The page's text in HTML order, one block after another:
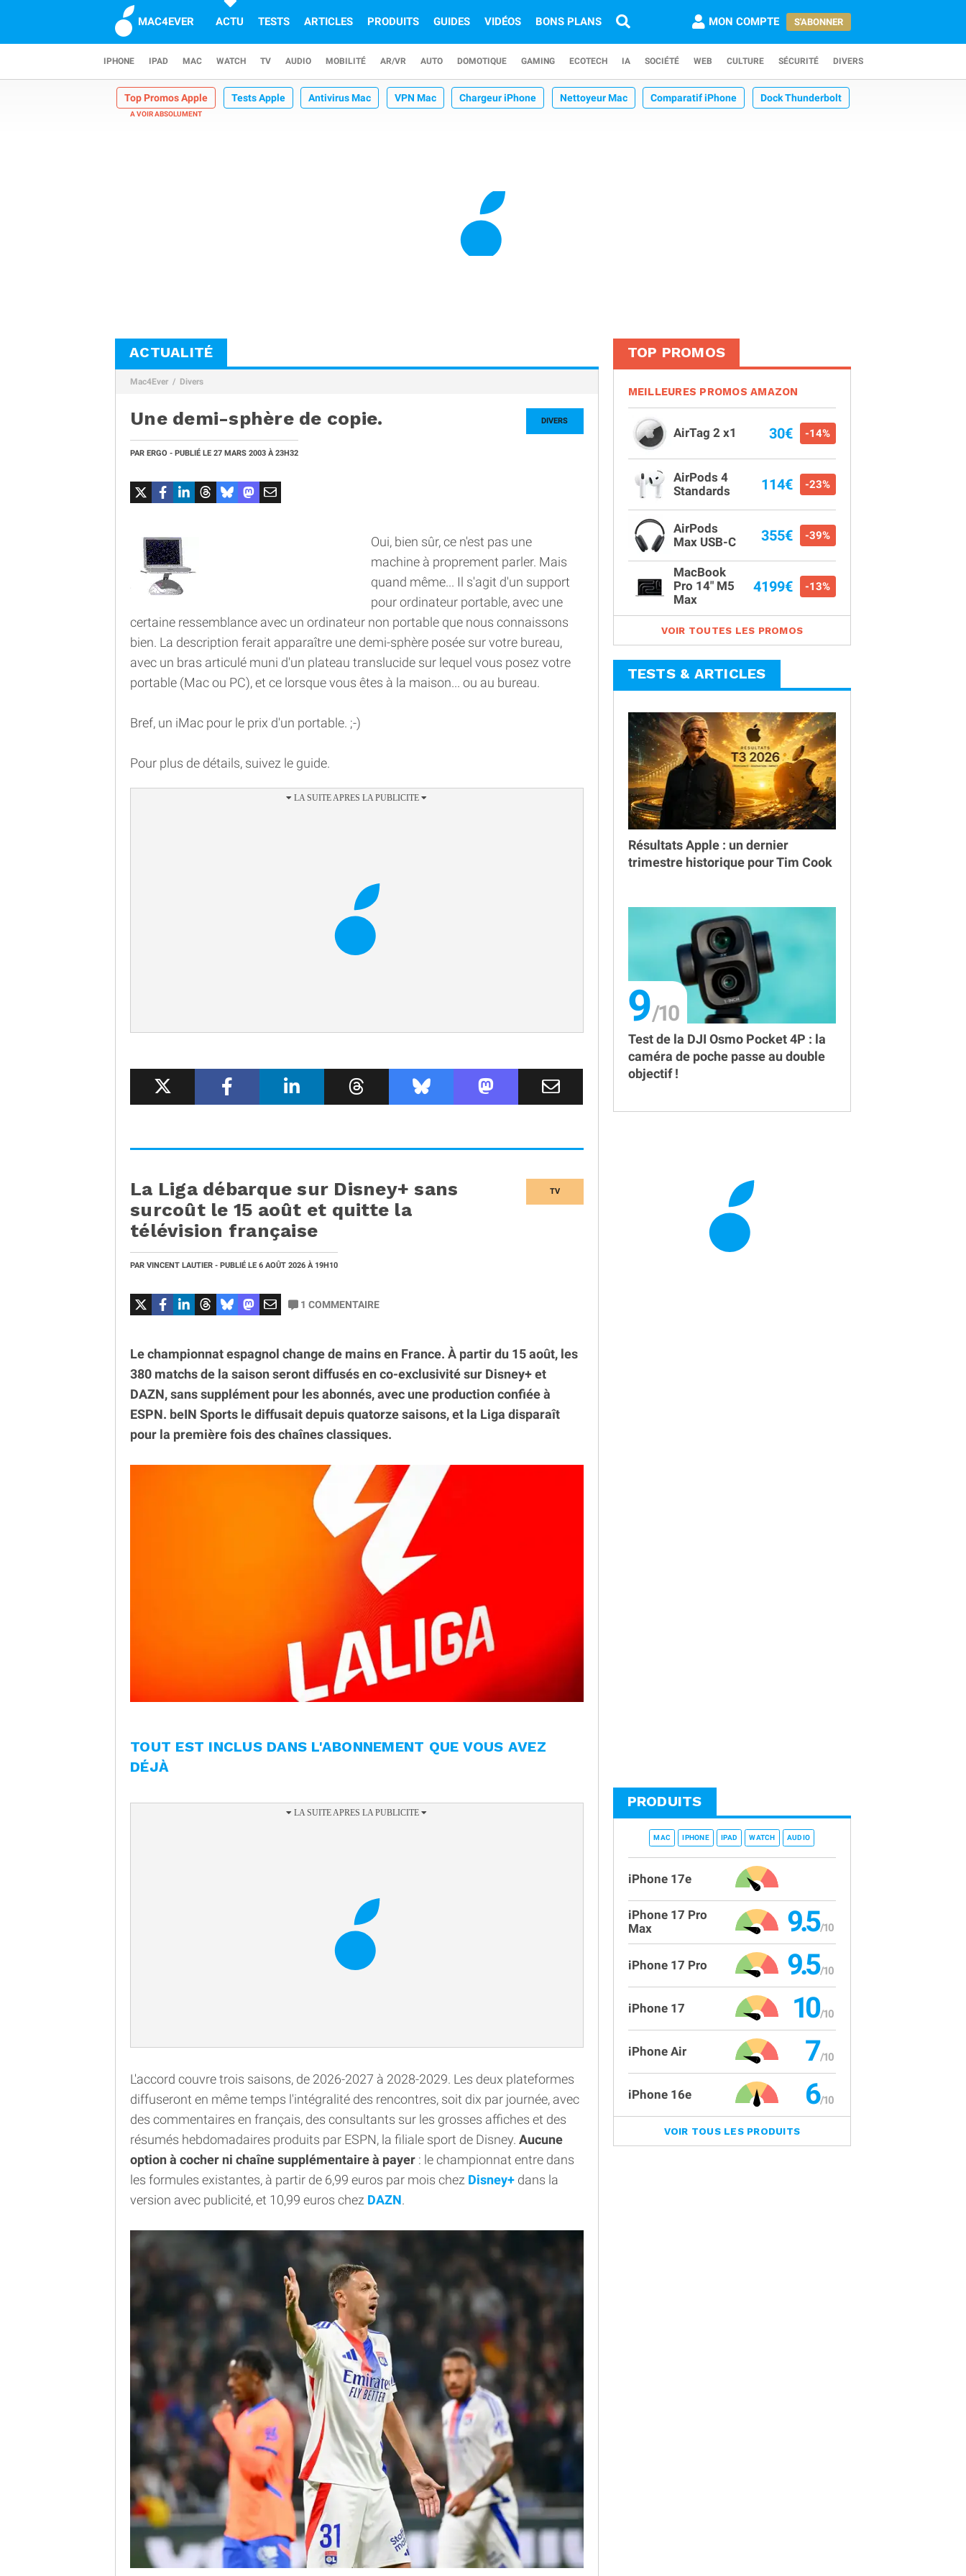
MAC4EVER ACTU TESTS ARTICLES PRODUITS GUIDES VIDÉOS BONS PLANS MON COMPTE S'ABONNER
IPHONE IPAD MAC WATCH TV AUDIO MOBILITÉ AR/VR AUTO DOMOTIQUE GAMING ECOTECH IA SOCIÉTÉ WEB CULTURE SÉCURITÉ DIVERS
Top Promos Apple Tests Apple Antivirus Mac VPN Mac Chargeur iPhone Nettoyeur Mac Comparatif iPhone Dock Thunderbolt
ACTUALITÉ
Mac4Ever Divers
DIVERS
Une demi-sphère de copie.
PAR ERGO - PUBLIÉ LE 27 MARS 2003 À 23H32
Oui, bien sûr, ce n'est pas une
machine à proprement parler. Mais
quand même... Il s'agit d'un support
pour ordinateur portable, avec une
certaine ressemblance avec un ordinateur non portable que nous connaissons
bien. La description ferait apparaître une demi-sphère posée sur votre bureau,
avec un bras articulé muni d'un plateau translucide sur lequel vous posez votre
portable (Mac ou PC), et ce lorsque vous êtes à la maison... ou au bureau.
Bref, un iMac pour le prix d'un portable. ;-)
Pour plus de détails, suivez le guide.
TV
La Liga débarque sur Disney+ sans
surcoût le 15 août et quitte la
télévision française
PAR VINCENT LAUTIER - PUBLIÉ LE 6 AOÛT 2026 À 19H10
1 COMMENTAIRE
Le championnat espagnol change de mains en France. À partir du 15 août, les
380 matchs de la saison seront diffusés en co-exclusivité sur Disney+ et
DAZN, sans supplément pour les abonnés, avec une production confiée à
ESPN. beIN Sports le diffusait depuis quatorze saisons, et la Liga disparaît
pour la première fois des chaînes classiques.
TOUT EST INCLUS DANS L'ABONNEMENT QUE VOUS AVEZ
DÉJÀ
L'accord couvre trois saisons, de 2026-2027 à 2028-2029. Les deux plateformes
diffuseront en même temps l'intégralité des rencontres, soit dix par journée, avec
des commentaires en français, des consultants sur les grosses affiches et des
résumés hebdomadaires produits par ESPN, la filiale sport de Disney. Aucune
option à cocher ni chaîne supplémentaire à payer : le championnat entre dans
les formules existantes, à partir de 6,99 euros par mois chez Disney+ dans la
version avec publicité, et 10,99 euros chez DAZN.
TOP PROMOS
MEILLEURES PROMOS AMAZON
AirTag 2 x1 30€ -14%
AirPods 4
Standards
114€ -23%
AirPods
Max USB-C
355€ -39%
MacBook
Pro 14" M5
Max
4199€ -13%
VOIR TOUTES LES PROMOS
TESTS & ARTICLES
Résultats Apple : un dernier
trimestre historique pour Tim Cook
9
Test de la DJI Osmo Pocket 4P : la
caméra de poche passe au double
objectif !
PRODUITS
MAC IPHONE IPAD WATCH AUDIO
iPhone 17e
iPhone 17 Pro
Max
9.5
iPhone 17 Pro 9.5
iPhone 17 10
iPhone Air 7
iPhone 16e 6
VOIR TOUS LES PRODUITS